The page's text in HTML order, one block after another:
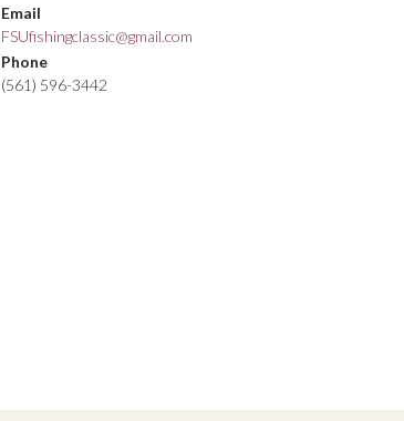
Email
FSUfishingclassic@gmail.com
Phone
(561) 596-3442